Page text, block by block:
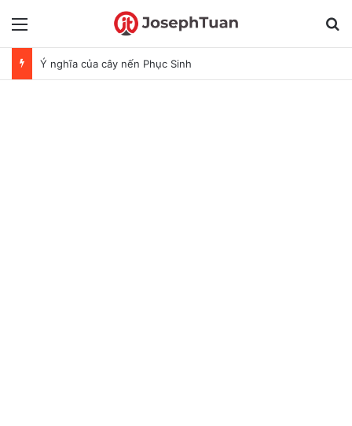
Ý nghĩa của cây nến Phục Sinh